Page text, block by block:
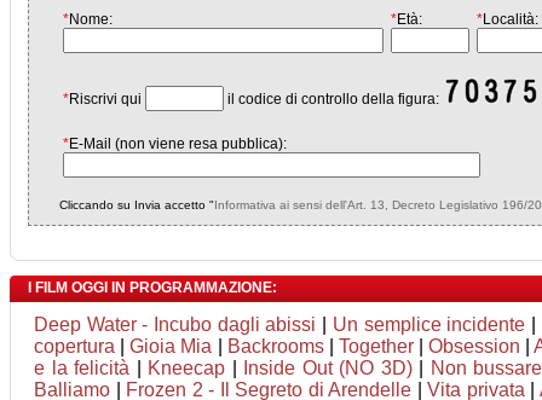
*Nome: *Età: *Località:
*Riscrivi qui il codice di controllo della figura:
*E-Mail (non viene resa pubblica):
Cliccando su Invia accetto "Informativa ai sensi dell'Art. 13, Decreto Legislativo 196/
I FILM OGGI IN PROGRAMMAZIONE:
Deep Water - Incubo dagli abissi Un semplice incidente
copertura |Gioia Mia Backrooms| Together|Obsession |
e la felicità
Kneecap Inside Out (NO 3D)|
Non
Balliamo
Frozen 2 - Il Segreto di Arendelle |Vita privata